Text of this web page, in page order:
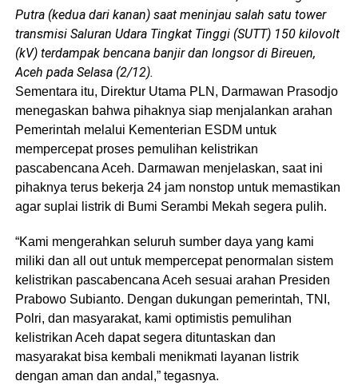
Putra (kedua dari kanan) saat meninjau salah satu tower
transmisi Saluran Udara Tingkat Tinggi (SUTT) 150 kilovolt
(kV) terdampak bencana banjir dan longsor di Bireuen,
Aceh pada Selasa (2/12).
Sementara itu, Direktur Utama PLN, Darmawan Prasodjo
menegaskan bahwa pihaknya siap menjalankan arahan
Pemerintah melalui Kementerian ESDM untuk
mempercepat proses pemulihan kelistrikan
pascabencana Aceh. Darmawan menjelaskan, saat ini
pihaknya terus bekerja 24 jam nonstop untuk memastikan
agar suplai listrik di Bumi Serambi Mekah segera pulih.
“Kami mengerahkan seluruh sumber daya yang kami
miliki dan all out untuk mempercepat penormalan sistem
kelistrikan pascabencana Aceh sesuai arahan Presiden
Prabowo Subianto. Dengan dukungan pemerintah, TNI,
Polri, dan masyarakat, kami optimistis pemulihan
kelistrikan Aceh dapat segera dituntaskan dan
masyarakat bisa kembali menikmati layanan listrik
dengan aman dan andal,” tegasnya.